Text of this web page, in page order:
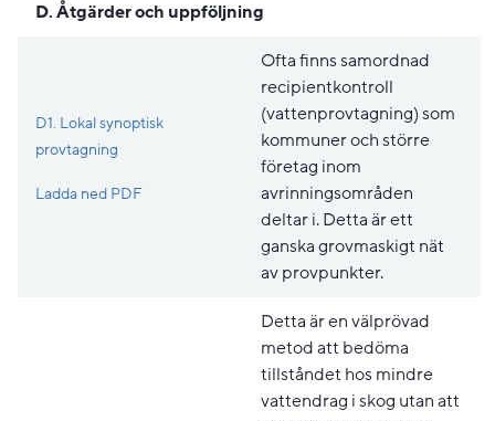
D. Åtgärder och uppföljning
D1. Lokal synoptisk
provtagning
Ladda ned PDFPdf, 265.7 kB, öppnas i nytt fönster.
Ofta finns samordnad
recipientkontroll
(vattenprovtagning) som
kommuner och större
företag inom
avrinningsområden
deltar i. Detta är ett
ganska grovmaskigt nät
av provpunkter.
Detta är en välprövad
metod att bedöma
tillståndet hos mindre
vattendrag i skog utan att